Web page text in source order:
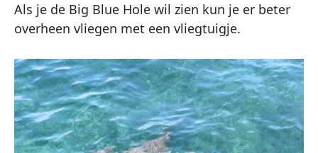
Als je de Big Blue Hole wil zien kun je er beter
overheen vliegen met een vliegtuigje.